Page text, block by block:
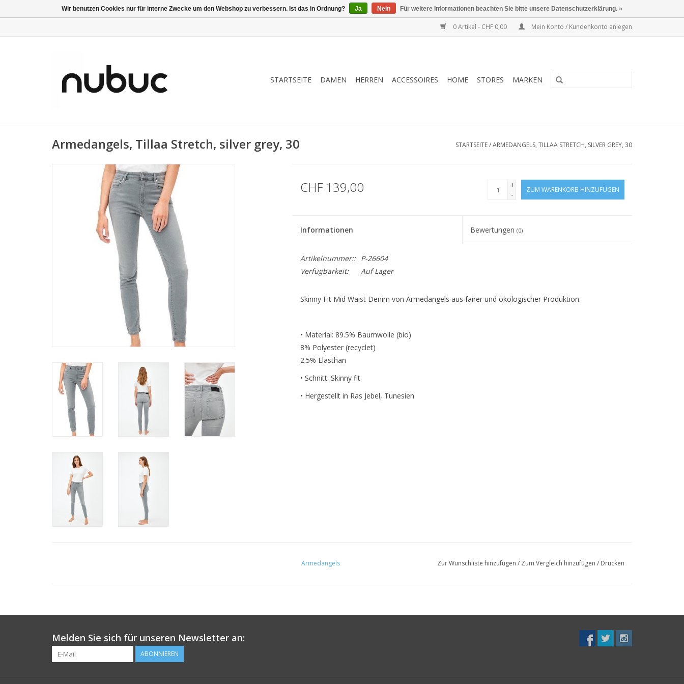
0 Artikel - CHF 0,00 Mein Konto / Kundenkonto anlegen
STARTSEITE DAMEN HERREN ACCESSOIRES HOME STORES MARKEN
Armedangels, Tillaa Stretch, silver grey, 30 STARTSEITE/ARMEDANGELS, TILLAA STRETCH, SILVER GREY, 30
CHF 139,00
+
-
ZUM WARENKORB HINZUFÜGEN
Informationen Bewertungen(0)
Artikelnummer::
P-26604
Verfügbarkeit:
Auf Lager
Skinny Fit Mid Waist Denim von Armedangels aus fairer und ökologischer Produktion.
• Material: 89.5% Baumwolle (bio)
8% Polyester (recyclet)
2.5% Elasthan
• Schnitt: Skinny fit
• Hergestellt in Ras Jebel, Tunesien
Armedangels Zur Wunschliste hinzufügen / Zum Vergleich hinzufügen / Drucken
Melden Sie sich für unseren Newsletter an:
ABONNIEREN
Wir benutzen Cookies nur für interne Zwecke um den Webshop zu verbessern. Ist das in Ordnung? Ja Nein Für weitere Informationen beachten Sie bitte unsere Datenschutzerklärung. »